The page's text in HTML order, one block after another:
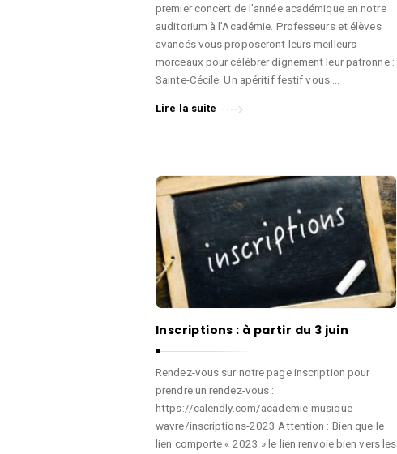
premier concert de l’année académique en notre
auditorium à l’Académie. Professeurs et élèves
avancés vous proposeront leurs meilleurs
morceaux pour célébrer dignement leur patronne :
Sainte-Cécile. Un apéritif festif vous …
Lire la suite
Inscriptions : à partir du 3 juin
Rendez-vous sur notre page inscription pour
prendre un rendez-vous :
https://calendly.com/academie-musique-
wavre/inscriptions-2023 Attention : Bien que le
lien comporte « 2023 » le lien renvoie bien vers les